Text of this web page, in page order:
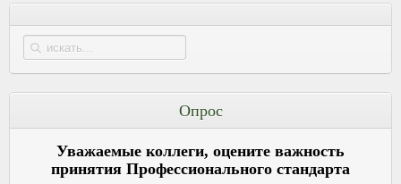
Опрос
Уважаемые коллеги, оцените важность
принятия Профессионального стандарта